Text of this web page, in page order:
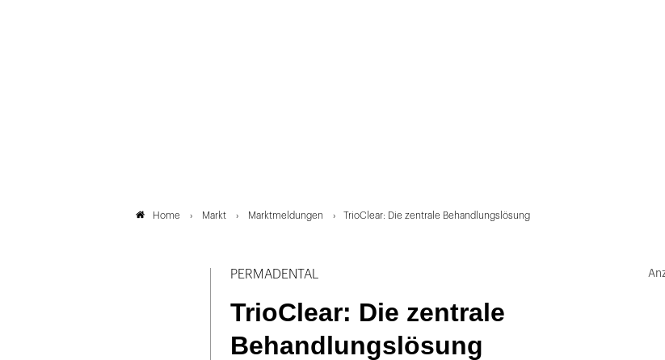
Home Markt Marktmeldungen TrioClear: Die zentrale Behandlungslösung
PERMADENTAL
TrioClear: Die zentrale
Behandlungslösung